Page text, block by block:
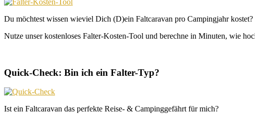
Du möchtest wissen wieviel Dich (D)ein Faltcaravan pro Campingjahr kostet?
Nutze unser kostenloses Falter-Kosten-Tool und berechne in Minuten, wie
Quick-Check: Bin ich ein Falter-Typ?
Ist ein Faltcaravan das perfekte Reise- & Campinggefährt für mich?